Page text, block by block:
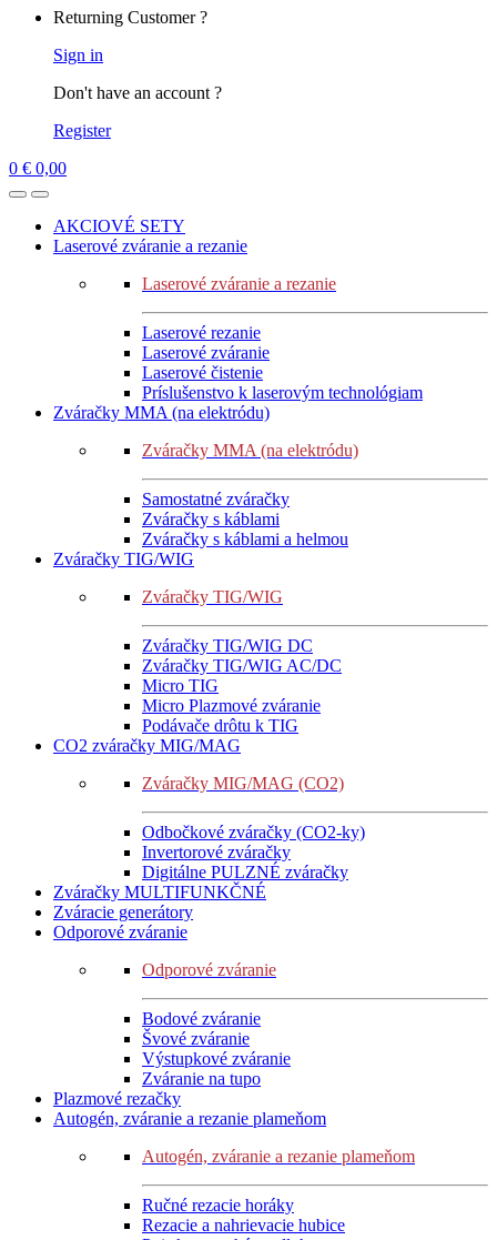
Returning Customer ?
Sign in
Don't have an account ?
Register
0 € 0,00
AKCIOVÉ SETY
Laserové zváranie a rezanie
Laserové zváranie a rezanie
Laserové rezanie
Laserové zváranie
Laserové čistenie
Príslušenstvo k laserovým technológiam
Zváračky MMA (na elektródu)
Zváračky MMA (na elektródu)
Samostatné zváračky
Zváračky s káblami
Zváračky s káblami a helmou
Zváračky TIG/WIG
Zváračky TIG/WIG
Zváračky TIG/WIG DC
Zváračky TIG/WIG AC/DC
Micro TIG
Micro Plazmové zváranie
Podávače drôtu k TIG
CO2 zváračky MIG/MAG
Zváračky MIG/MAG (CO2)
Odbočkové zváračky (CO2-ky)
Invertorové zváračky
Digitálne PULZNÉ zváračky
Zváračky MULTIFUNKČNÉ
Zváracie generátory
Odporové zváranie
Odporové zváranie
Bodové zváranie
Švové zváranie
Výstupkové zváranie
Zváranie na tupo
Plazmové rezačky
Autogén, zváranie a rezanie plameňom
Autogén, zváranie a rezanie plameňom
Ručné rezacie horáky
Rezacie a nahrievacie hubice